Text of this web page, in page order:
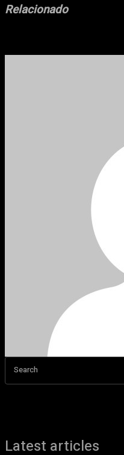
Relacionado
Search
Latest articles